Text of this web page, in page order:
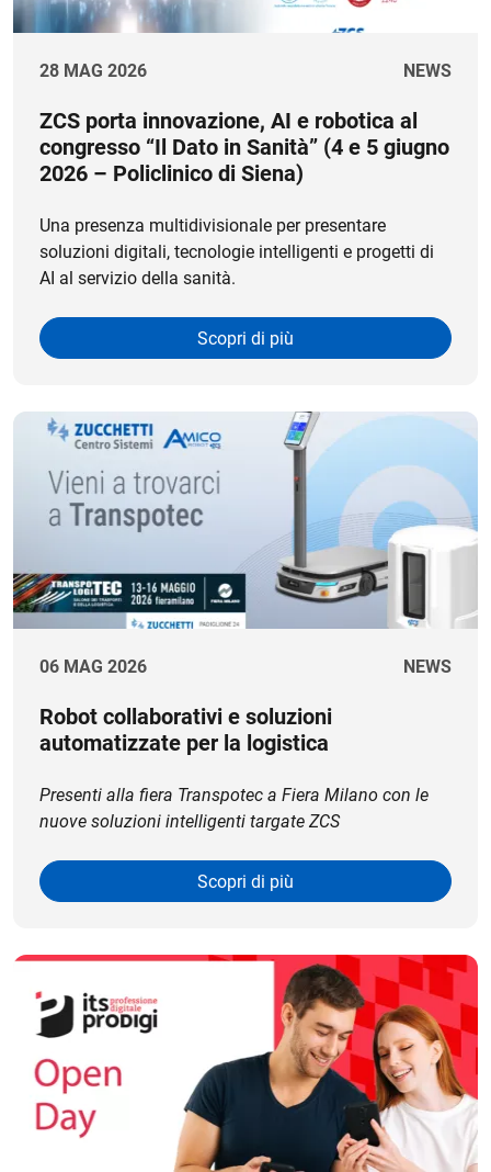
28 MAG 2026 NEWS
ZCS porta innovazione, AI e robotica al
congresso “Il Dato in Sanità” (4 e 5 giugno
2026 – Policlinico di Siena)
Una presenza multidivisionale per presentare
soluzioni digitali, tecnologie intelligenti e progetti di
AI al servizio della sanità.
Scopri di più
06 MAG 2026 NEWS
Robot collaborativi e soluzioni
automatizzate per la logistica
Presenti alla fiera Transpotec a Fiera Milano con le
nuove soluzioni intelligenti targate ZCS
Scopri di più